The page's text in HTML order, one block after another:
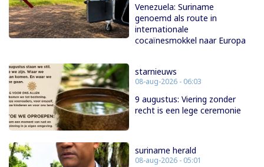
Venezuela: Suriname
genoemd als route in
internationale
cocaïnesmokkel naar Europa
starnieuws
08-aug-2026 - 06:03
9 augustus: Viering zonder
recht is een lege ceremonie
suriname herald
08-aug-2026 - 05:01